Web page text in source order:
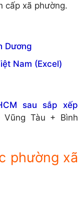
cấp xã phường.
Dương
Nam (Excel)
sau sắp xếp
Tàu + Bình
phường xã